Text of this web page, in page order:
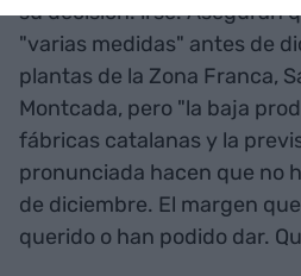
su decisión: irse. Aseguran
"varias medidas" antes de
plantas de la Zona Franca,
Montcada, pero "la baja
fábricas catalanas y la
pronunciada hacen que no
de diciembre. El margen
querido o han podido dar.